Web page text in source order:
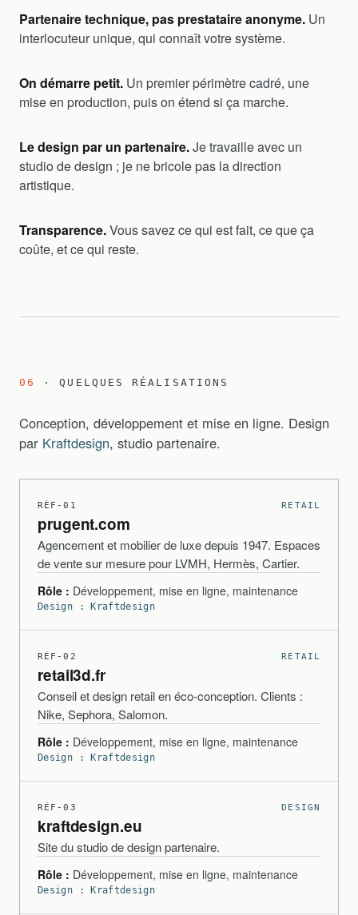
Partenaire technique, pas prestataire anonyme. Un
interlocuteur unique, qui connaît votre système.
On démarre petit. Un premier périmètre cadré, une
mise en production, puis on étend si ça marche.
Le design par un partenaire.Je travaille avec un
studio de design ; je ne bricole pas la direction
artistique.
Transparence.Vous savez ce qui est fait, ce que ça
coûte, et ce qui reste.
06 · QUELQUES RÉALISATIONS
Conception, développement et mise en ligne. Design
par Kraftdesign, studio partenaire.
RÉF-01 RETAIL
prugent.com
Agencement et mobilier de luxe depuis 1947. Espaces
de vente sur mesure pour LVMH, Hermès, Cartier.
Rôle : Développement, mise en ligne, maintenance
Design : Kraftdesign
RÉF-02 RETAIL
retail3d.fr
Conseil et design retail en éco-conception. Clients :
Nike, Sephora, Salomon.
Rôle : Développement, mise en ligne, maintenance
Design : Kraftdesign
RÉF-03 DESIGN
kraftdesign.eu
Site du studio de design partenaire.
Rôle : Développement, mise en ligne, maintenance
Design : Kraftdesign